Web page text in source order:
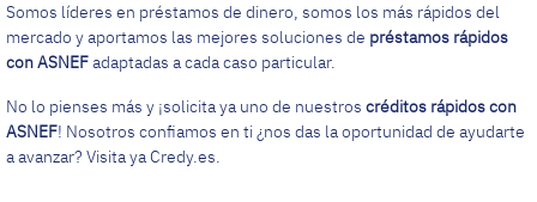
Somos líderes en préstamos de dinero, somos los más rápidos del
mercado y aportamos las mejores soluciones de préstamos rápidos
con ASNEFadaptadas a cada caso particular.
No lo pienses más y ¡solicita ya uno de nuestros créditos rápidos con
ASNEF! Nosotros confiamos en ti ¿nos das la oportunidad de ayudarte
a avanzar? Visita ya Credy.es.